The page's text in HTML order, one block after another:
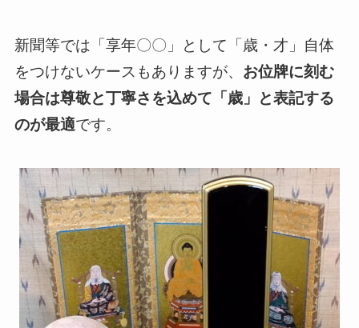
新聞等では「享年〇〇」として「歳・才」自体
をつけないケースもありますが、 お位牌に刻む
場合は尊敬と丁寧さを込めて「歳」と表記する
のが最適です。